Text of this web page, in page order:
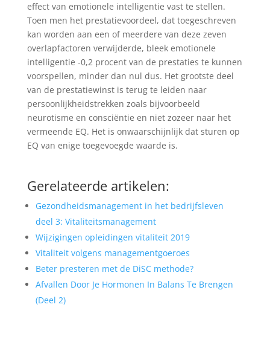
effect van emotionele intelligentie vast te stellen.
Toen men het prestatievoordeel, dat toegeschreven
kan worden aan een of meerdere van deze zeven
overlapfactoren verwijderde, bleek emotionele
intelligentie -0,2 procent van de prestaties te kunnen
voorspellen, minder dan nul dus. Het grootste deel
van de prestatiewinst is terug te leiden naar
persoonlijkheidstrekken zoals bijvoorbeeld
neurotisme en consciëntie en niet zozeer naar het
vermeende EQ. Het is onwaarschijnlijk dat sturen op
EQ van enige toegevoegde waarde is.
Gerelateerde artikelen:
Gezondheidsmanagement in het bedrijfsleven
deel 3: Vitaliteitsmanagement
Wijzigingen opleidingen vitaliteit 2019
Vitaliteit volgens managementgoeroes
Beter presteren met de DiSC methode?
Afvallen Door Je Hormonen In Balans Te Brengen
(Deel 2)